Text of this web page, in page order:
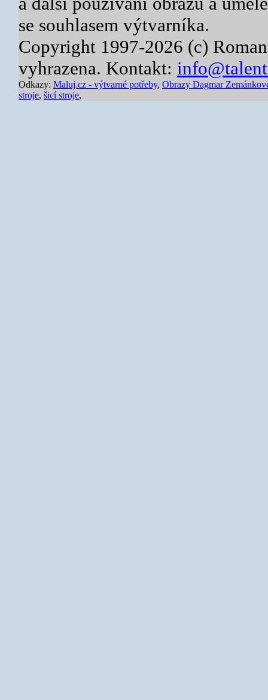
se souhlasem výtvarníka.
Copyright 1997-2026 (c)
vyhrazena. Kontakt:
Odkazy: Maluj.cz - výtvarné potřeby, Obrazy Dagmar
stroje, šicí stroje,